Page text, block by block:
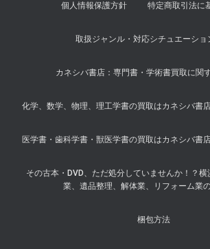
個人情報保護方針 特定商取引法に
取扱ジャンル・対応シチュエーショ
カネシバ書店：専門書・学術書買取に関
化学、数学、物理、理工学書の買取はカネシバ書
医学書・歯科学書・獣医学書の買取はカネシバ書
その古本・DVD、ただ処分していませんか！？
業、遺品整理、解体業、リフォーム業
梱包方法